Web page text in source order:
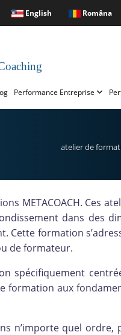
English
Româna
Performance Entreprise
atelier de
METACOACH. Ces
dans des
Cette formation
de formateur.
spécifiquement
formation aux
n’importe quel